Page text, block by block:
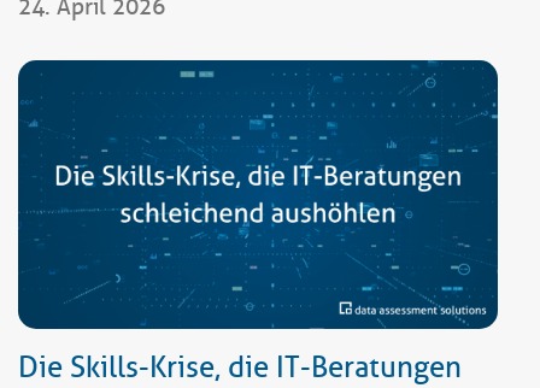
24. April 2026
Die Skills-Krise, die IT-Beratungen